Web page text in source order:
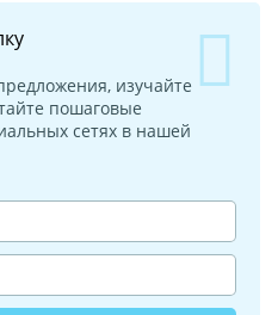
изучайте
пошаговые
сетях в нашей